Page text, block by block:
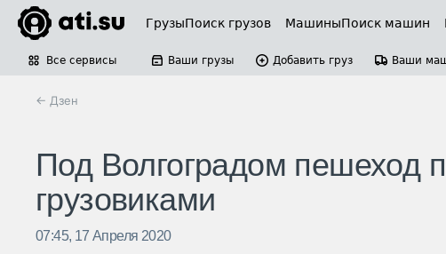
ГрузыПоиск грузов МашиныПоиск машин
Все сервисы Ваши грузы Добавить груз Ваши
← Дзен
Под Волгоградом пешеход
грузовиками
07:45, 17 Апреля 2020